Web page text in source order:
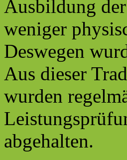
Ausbildung
weniger
Deswegen
Aus dieser
wurden
abgehalten.